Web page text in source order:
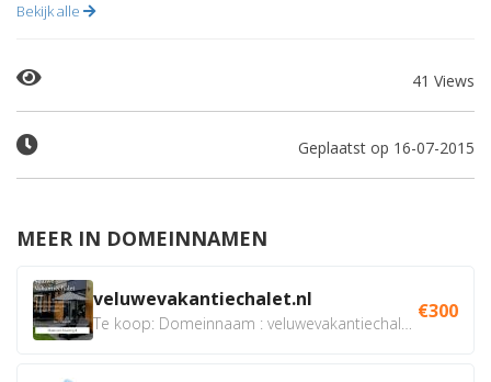
Bekijk alle
41 Views
Geplaatst op 16-07-2015
MEER IN DOMEINNAMEN
veluwevakantiechalet.nl €300